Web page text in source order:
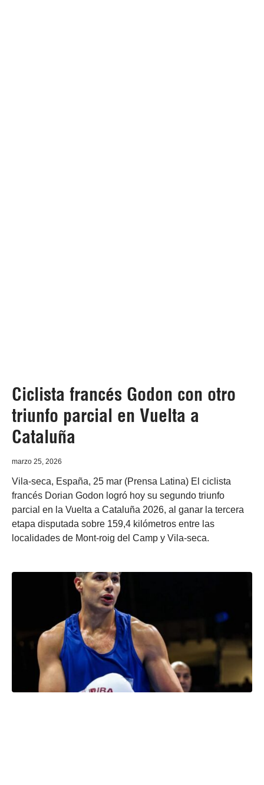
Ciclista francés Godon con otro
triunfo parcial en Vuelta a
Cataluña
marzo 25, 2026
Vila-seca, España, 25 mar (Prensa Latina) El ciclista
francés Dorian Godon logró hoy su segundo triunfo
parcial en la Vuelta a Cataluña 2026, al ganar la tercera
etapa disputada sobre 159,4 kilómetros entre las
localidades de Mont-roig del Camp y Vila-seca.